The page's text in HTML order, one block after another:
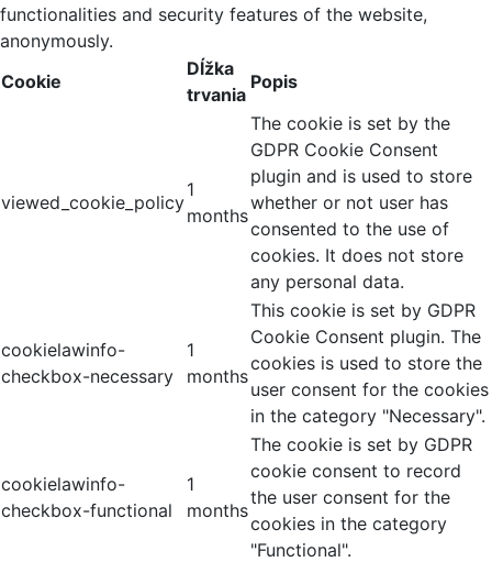
functionalities and security features of the website,
anonymously.
Cookie
Dĺžka
trvania
Popis
viewed_cookie_policy
1
months
The cookie is set by the
GDPR Cookie Consent
plugin and is used to store
whether or not user has
consented to the use of
cookies. It does not store
any personal data.
cookielawinfo-
checkbox-necessary
1
months
This cookie is set by GDPR
Cookie Consent plugin. The
cookies is used to store the
user consent for the cookies
in the category "Necessary".
cookielawinfo-
checkbox-functional
1
months
The cookie is set by GDPR
cookie consent to record
the user consent for the
cookies in the category
"Functional".